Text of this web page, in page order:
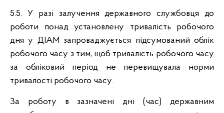
5.5. У разі залучення державного службовця до
роботи понад установлену тривалість робочого
дня у ДІАМ запроваджується підсумований облік
робочого часу з тим, щоб тривалість робочого часу
за обліковий період не перевищувала норми
тривалості робочого часу.
За роботу в зазначені дні (час) державним